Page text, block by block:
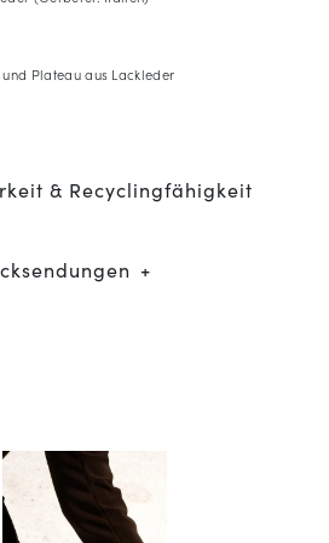
Plateau aus Lackleder
& Recyclingfähigkeit